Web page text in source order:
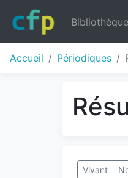
Accueil Périodiques
Vivant